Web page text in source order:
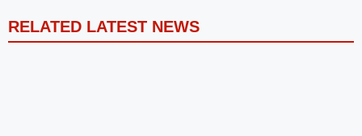
RELATED LATEST NEWS